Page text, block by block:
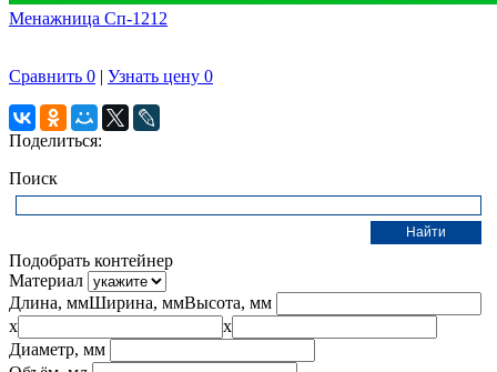
Менажница Сп-1212
Сравнить 0 | Узнать цену 0
Поделиться:
Поиск
Подобрать контейнер
Материал
Длина, ммШирина, ммВысота, мм
x
x
Диаметр, мм